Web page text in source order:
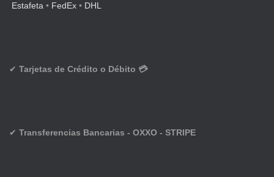
Estafeta • FedEx • DHL
✔ Tarjetas de Crédito o Débito 💳
✔ Transferencias Bancarias - OXXO - STRIPE